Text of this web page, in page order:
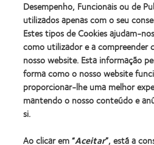
Global
Award
(2012)
da
Os nossos produtos
Tecnologia de lentes de
Encontre as suas lentes
Procurar um centro
Desempenho, Funcionais ou de
utilizados apenas com o seu
Estes tipos de Cookies ajudam-
como utilizador e a compreender
nosso website. Esta informação
forma como o nosso website
proporcionar-lhe uma melhor
mantendo o nosso conteúdo e
si.
Ao clicar em “Aceitar”, está a